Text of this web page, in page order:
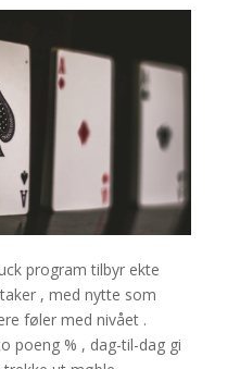
program tilbyr ekte
, med nytte som
føler med nivået .
poeng % , dag-til-dag gi